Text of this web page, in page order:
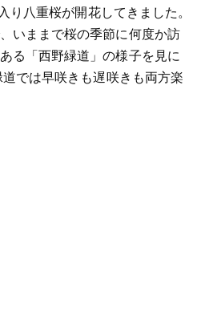
り八重桜が開花してきました。
いままで桜の季節に何度か訪
る「西野緑道」の様子を見に
では早咲きも遅咲きも両方楽